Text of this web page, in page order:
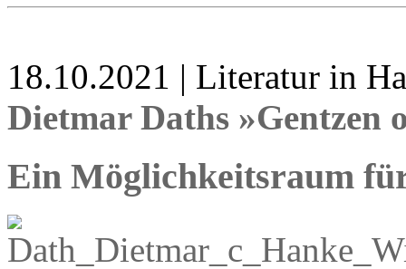
18.10.2021 | Literatur in
Dietmar Daths »Gentzen
Ein Möglichkeitsraum